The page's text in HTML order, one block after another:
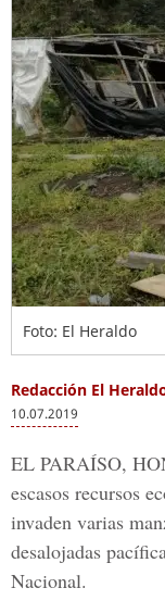
Foto: El Heraldo
Redacción El
10.07.2019
EL PARAÍSO,
escasos recursos
invaden varias
desalojadas
Nacional.